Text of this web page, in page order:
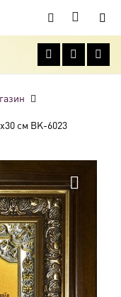
см BK-6023